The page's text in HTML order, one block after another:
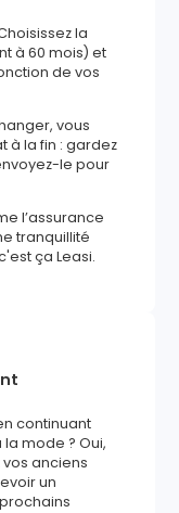
la
à 60 mois) et
de vos
vous
à la fin : gardez
le pour
l’assurance
tranquillité
ça Leasi.
continuant
mode ? Oui,
vos anciens
un